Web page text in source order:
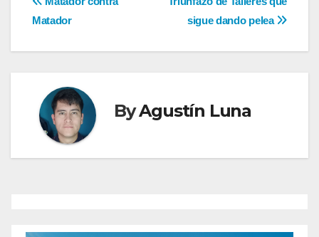
sigue dando pelea
Matador
ByAgustín Luna